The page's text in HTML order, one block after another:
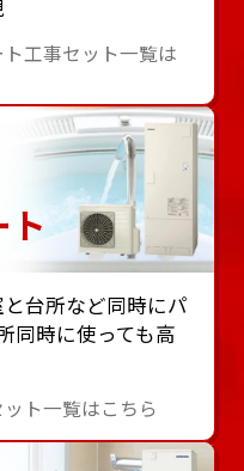
工事セット一覧は
台所など同時にパ
同時に使っても⾼
ト一覧はこちら